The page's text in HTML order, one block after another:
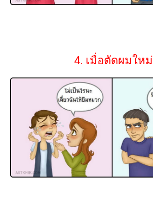
4. เมื่อตัดผมใหม่